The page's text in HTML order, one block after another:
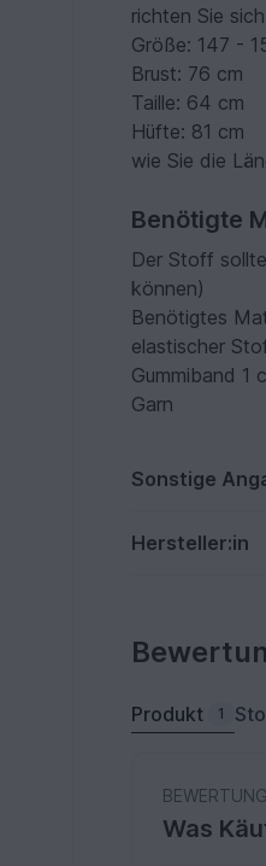
richten Sie
Größe: 147 -
Brust: 76 cm
Taille: 64 cm
Hüfte: 81 cm
wie Sie die
Benötigte
Der Stoff
können)
Benötigtes
elastischer
Gummiband 1
Garn
Sonstige
Hersteller:in
Produkt 1
Was